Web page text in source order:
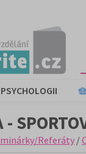
PSYCHOLOGII
-
Referáty /